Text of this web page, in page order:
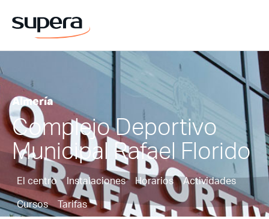
Almería
Complejo Deportivo
Municipal Rafael Florido
El centro Instalaciones Horarios
Actividades
Cursos
Tarifas